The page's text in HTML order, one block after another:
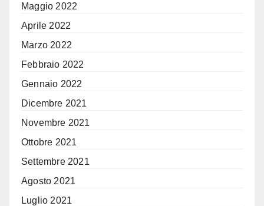
Maggio 2022
Aprile 2022
Marzo 2022
Febbraio 2022
Gennaio 2022
Dicembre 2021
Novembre 2021
Ottobre 2021
Settembre 2021
Agosto 2021
Luglio 2021